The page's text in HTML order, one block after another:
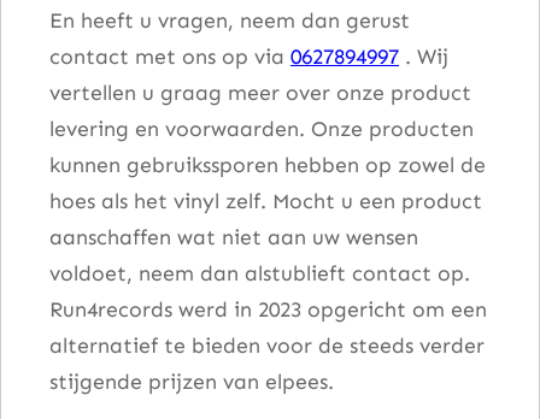
En heeft u vragen, neem dan gerust
contact met ons op via 0627894997 . Wij
vertellen u graag meer over onze product
levering en voorwaarden. Onze producten
kunnen gebruikssporen hebben op zowel de
hoes als het vinyl zelf. Mocht u een product
aanschaffen wat niet aan uw wensen
voldoet, neem dan alstublieft contact op.
Run4records werd in 2023 opgericht om een
alternatief te bieden voor de steeds verder
stijgende prijzen van elpees.